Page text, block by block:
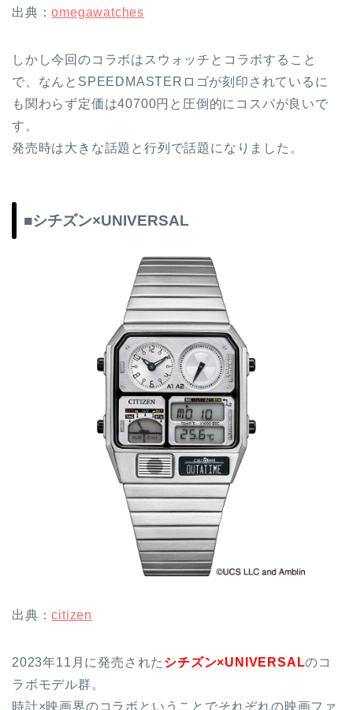
出典：omegawatches
しかし今回のコラボはスウォッチとコラボすること
で、なんとSPEEDMASTERロゴが刻印されているに
も関わらず定価は40700円と圧倒的にコスパが良いで
す。
発売時は大きな話題と行列で話題になりました。
■シチズン×UNIVERSAL
出典：citizen
2023年11月に発売された シチズン×UNIVERSALのコ
ラボモデル群。
時計×映画界のコラボということでそれぞれの映画ファ